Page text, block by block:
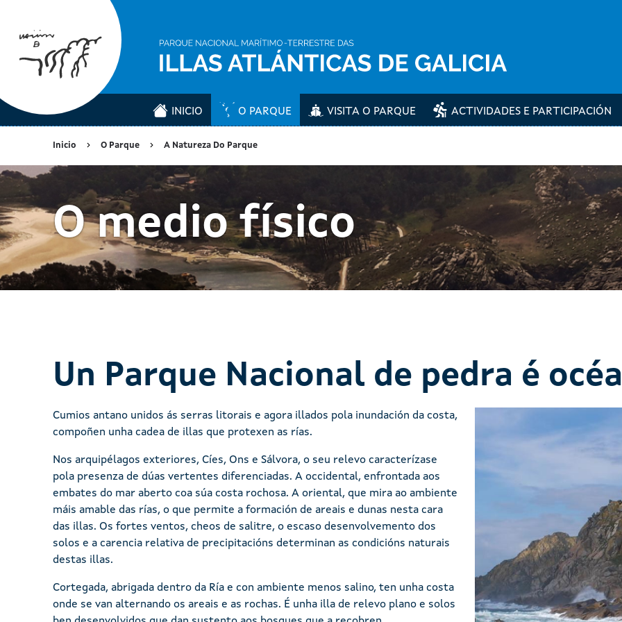
INICIO O PARQUE VISITA O PARQUE ACTIVIDADES E PARTICIPACIÓN
Inicio O Parque A Natureza Do Parque
O medio físico
Un Parque Nacional de pedra é
Cumios antano unidos ás serras litorais e agora illados pola inundación da costa,
compoñen unha cadea de illas que protexen as rías.
Nos arquipélagos exteriores, Cíes, Ons e Sálvora, o seu relevo caracterízase
pola presenza de dúas vertentes diferenciadas. A occidental, enfrontada aos
embates do mar aberto coa súa costa rochosa. A oriental, que mira ao ambiente
máis amable das rías, o que permite a formación de areais e dunas nesta cara
das illas. Os fortes ventos, cheos de salitre, o escaso desenvolvemento dos
solos e a carencia relativa de precipitacións determinan as condicións naturais
destas illas.
Cortegada, abrigada dentro da Ría e con ambiente menos salino, ten unha costa
onde se van alternando os areais e as rochas. É unha illa de relevo plano e solos